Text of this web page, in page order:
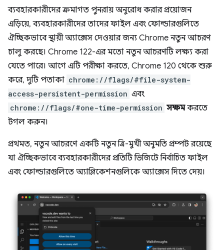
ব্যবহারকারীদের ক্রমাগত পুনরায় অনুরোধ করার প্রয়োজন
এড়িয়ে, ব্যবহারকারীদের তাদের ফাইল এবং ফোল্ডারগুলিতে
ঐচ্ছিকভাবে স্থায়ী অ্যাক্সেস দেওয়ার জন্য Chrome নতুন আচরণ
চালু করছে। Chrome 122-এর মতো নতুন আচরণটি লক্ষ্য করা
যেতে পারে। আগে এটি পরীক্ষা করতে, Chrome 120 থেকে শুরু
করে, দুটি পতাকা chrome://flags/#file-system-
access-persistent-permission এবং
chrome://flags/#one-time-permission সক্ষমকরতে
টগল করুন।
প্রথমত, নতুন আচরণে একটি নতুন ত্রি-মুখী অনুমতি প্রম্পট রয়েছে
যা ঐচ্ছিকভাবে ব্যবহারকারীদের প্রতিটি ভিজিটে নির্বাচিত ফাইল
এবং ফোল্ডারগুলিতে অ্যাপ্লিকেশনগুলিকে অ্যাক্সেস দিতে দেয়।